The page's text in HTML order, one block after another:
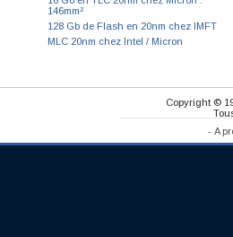
146mm²
128 Gb de Flash en 20nm chez IMFT
MLC 20nm chez Intel / Micron
Copyright ©
- A